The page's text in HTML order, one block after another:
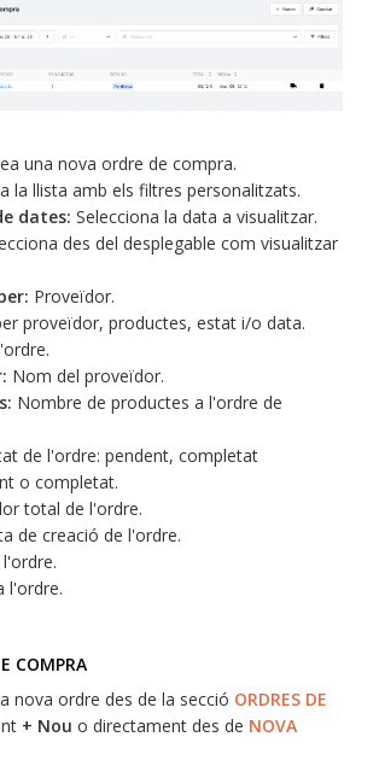
una nova ordre de compra.
la llista amb els filtres personalitzats.
dates: Selecciona la data a visualitzar.
des del desplegable com visualitzar
Proveïdor.
proveïdor, productes, estat i/o data.
Nom del proveïdor.
Nombre de productes a l'ordre de
de l'ordre: pendent, completat
o completat.
total de l'ordre.
de creació de l'ordre.
l'ordre.
l'ordre.
COMPRA
nova ordre des de la secció ORDRES DE
+ Nou o directament des de NOVA